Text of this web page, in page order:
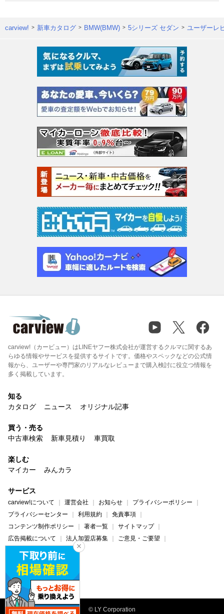
carview! 新車カタログ BMW(BMW) 5シリーズ セダン ユーザーレ
carview!（カービュー）はLINEヤフー株式会社が運営するクルマに関するあ
らゆる情報やサービスを提供するサイトです。価格やスペックなどの公式情
報から、ユーザーや専門家のリアルなレビューまで購入検討に役立つ情報を
多く掲載しています。
知る
カタログ
ニュース オリジナル記事
買う・売る
中古車検索
新車見積り 車買取
楽しむ
マイカー
みんカラ
サービス
carview!について 運営会社 お知らせ
プライバシーポリシー
プライバシーセンター
利用規約
免責事項
コンテンツ制作ポリシー
著者一覧
サイトマップ
広告掲載について
法人加盟店募集
ご意見・ご要望
ヘルプ・お問い合わせ
carview! Yahoo! JAPAN
© LY Corporation